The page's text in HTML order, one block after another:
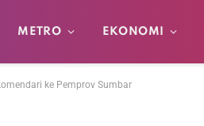
METRO EKONOMI
ke Pemprov Sumbar